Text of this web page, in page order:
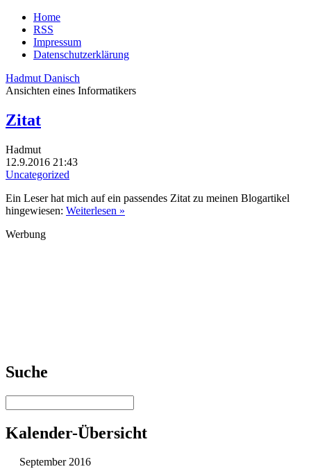
Home
RSS
Impressum
Datenschutzerklärung
Hadmut Danisch
Ansichten eines Informatikers
Zitat
Hadmut
12.9.2016 21:43
Uncategorized
Ein Leser hat mich auf ein passendes Zitat zu meinen Blogartikel
hingewiesen: Weiterlesen »
Werbung
Suche
Kalender-Übersicht
September 2016